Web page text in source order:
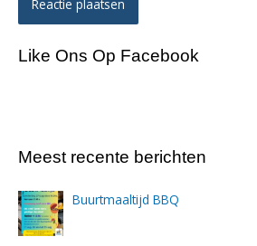
Like Ons Op Facebook
Meest recente berichten
Buurtmaaltijd BBQ